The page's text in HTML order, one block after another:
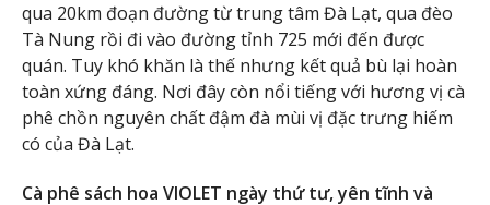
qua 20km đoạn đường từ trung tâm Đà Lạt, qua đèo
Tà Nung rồi đi vào đường tỉnh 725 mới đến được
quán. Tuy khó khăn là thế nhưng kết quả bù lại hoàn
toàn xứng đáng. Nơi đây còn nổi tiếng với hương vị cà
phê chồn nguyên chất đậm đà mùi vị đặc trưng hiếm
có của Đà Lạt.
Cà phê sách hoa VIOLET ngày thứ tư, yên tĩnh và